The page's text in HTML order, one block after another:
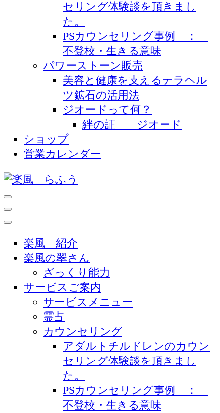
セリング体験談を頂きまし
た。
PSカウンセリング事例 ：
不登校・生きる意味
パワーストーン販売
美容と健康を支えるテラヘル
ツ鉱石の活用法
ジオードって何？
絆の証 ジオード
ショップ
営業カレンダー
楽風 らふう
天然石・占い・霊視 ・カウンセリング-見え
ない不安と苦しみを救う 心の専門家-
楽風 紹介
楽風の翠さん
ざっくり能力
サービスご案内
サービスメニュー
霊占
カウンセリング
アダルトチルドレンのカウン
セリング体験談を頂きまし
た。
PSカウンセリング事例 ：
不登校・生きる意味